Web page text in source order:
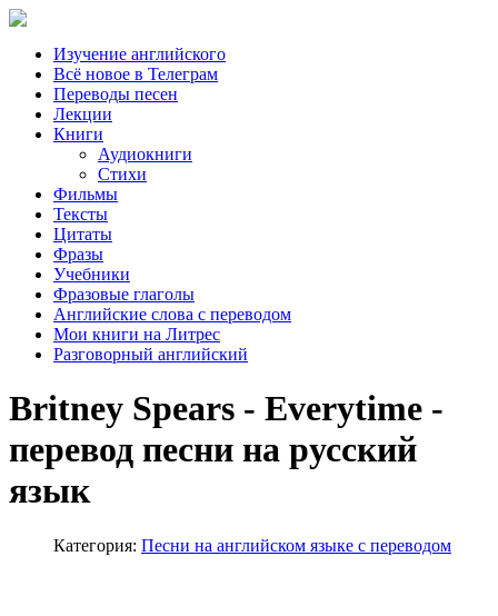
Изучение английского
Всё новое в Телеграм
Переводы песен
Лекции
Книги
Аудиокниги
Стихи
Фильмы
Тексты
Цитаты
Фразы
Учебники
Фразовые глаголы
Английские слова с переводом
Мои книги на Литрес
Разговорный английский
Britney Spears - Everytime -
перевод песни на русский
язык
Категория: Песни на английском языке с переводом